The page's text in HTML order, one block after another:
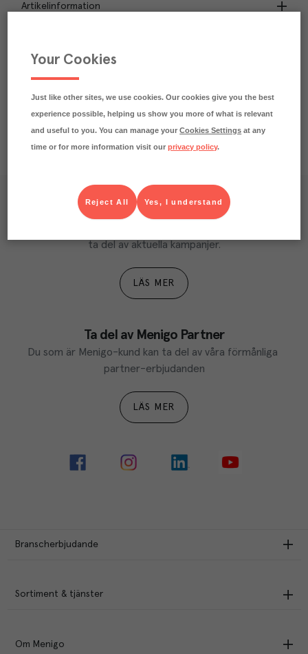
Artikelinformation
Näringsdeklaration
Våra kundtidningar
ta del av aktuella kampanjer.
LÄS MER
Ta del av Menigo Partner
Du som är Menigo-kund kan ta del av våra förmånliga
partner-erbjudanden
LÄS MER
Branscherbjudande
Sortiment & tjänster
Om Menigo
Your Cookies
Just like other sites, we use cookies. Our cookies give you the best
experience possible, helping us show you more of what is relevant
and useful to you. You can manage yourCookies Settings at any
time or for more information visit ourprivacy policy.
Yes, I understand
Reject All